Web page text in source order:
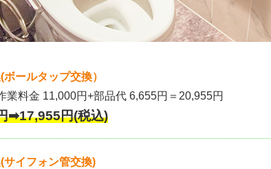
ールタップ交換）
業料金 11,000円+部品代 6,655円＝20,955円
➡17,955円(税込)
サイフォン管交換)